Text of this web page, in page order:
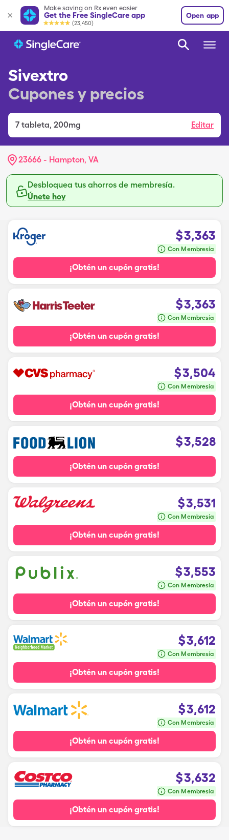
Make saving on Rx even easier
Get the Free SingleCare app
(23,450)
Open app
Sivextro
Cupones y precios
7 tableta, 200mg Editar
23666 - Hampton, VA
Desbloquea tus ahorros de membresía.
Únete hoy
$3,363
Con Membresía
¡Obtén un cupón gratis!
$3,363
Con Membresía
¡Obtén un cupón gratis!
$3,504
Con Membresía
¡Obtén un cupón gratis!
$3,528
¡Obtén un cupón gratis!
$3,531
Con Membresía
¡Obtén un cupón gratis!
$3,553
Con Membresía
¡Obtén un cupón gratis!
$3,612
Con Membresía
¡Obtén un cupón gratis!
$3,612
Con Membresía
¡Obtén un cupón gratis!
$3,632
Con Membresía
¡Obtén un cupón gratis!